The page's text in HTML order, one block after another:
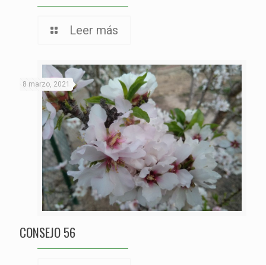
Leer más
8 marzo, 2021
CONSEJO 56